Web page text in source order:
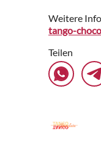
Weitere
tango-
Teilen